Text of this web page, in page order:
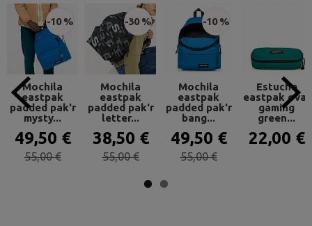
-10 %
Mochila
eastpak
padded pak'r
mysty...
49,50 €
55,00 €
-30 %
Mochila
eastpak
padded pak'r
letter...
38,50 €
55,00 €
-10 %
Mochila
eastpak
padded pak'r
bang...
49,50 €
55,00 €
Estuche
eastpak oval
gaming
green...
22,00 €